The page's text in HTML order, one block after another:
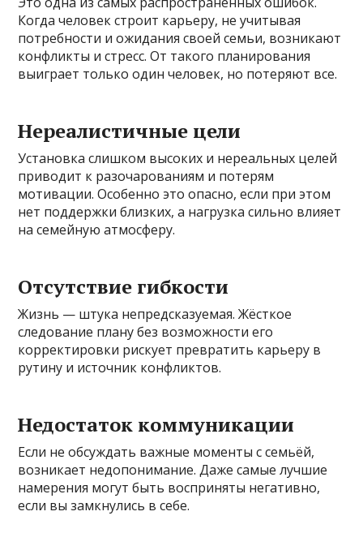
Когда человек строит карьеру, не учитывая
потребности и ожидания своей семьи, возникают
конфликты и стресс. От такого планирования
выиграет только один человек, но потеряют все.
Нереалистичные цели
Установка слишком высоких и нереальных целей
приводит к разочарованиям и потерям
мотивации. Особенно это опасно, если при этом
нет поддержки близких, а нагрузка сильно влияет
на семейную атмосферу.
Отсутствие гибкости
Жизнь — штука непредсказуемая. Жёсткое
следование плану без возможности его
корректировки рискует превратить карьеру в
рутину и источник конфликтов.
Недостаток коммуникации
Если не обсуждать важные моменты с семьёй,
возникает недопонимание. Даже самые лучшие
намерения могут быть восприняты негативно,
если вы замкнулись в себе.